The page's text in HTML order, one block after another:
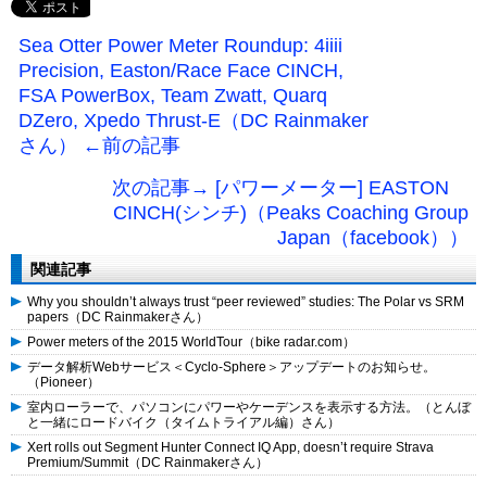
Sea Otter Power Meter Roundup: 4iiii
Precision, Easton/Race Face CINCH,
FSA PowerBox, Team Zwatt, Quarq
DZero, Xpedo Thrust-E（DC Rainmaker
さん） ←前の記事
次の記事→ [パワーメーター] EASTON
CINCH(シンチ)（Peaks Coaching Group
Japan（facebook））
関連記事
Why you shouldn’t always trust “peer reviewed” studies: The Polar vs SRM
papers（DC Rainmakerさん）
Power meters of the 2015 WorldTour（bike radar.com）
データ解析Webサービス＜Cyclo-Sphere＞アップデートのお知らせ。
（Pioneer）
室内ローラーで、パソコンにパワーやケーデンスを表示する方法。（とんぼ
と一緒にロードバイク（タイムトライアル編）さん）
Xert rolls out Segment Hunter Connect IQ App, doesn’t require Strava
Premium/Summit（DC Rainmakerさん）